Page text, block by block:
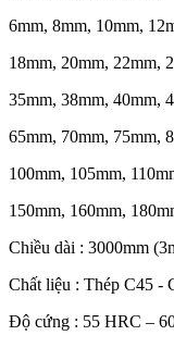
6mm, 8mm, 10mm,
18mm, 20mm, 22mm,
35mm, 38mm, 40mm,
65mm, 70mm, 75mm,
100mm, 105mm,
150mm, 160mm,
Chiều dài : 3000mm
Chất liệu : Thép C45 -
Độ cứng : 55 HRC –